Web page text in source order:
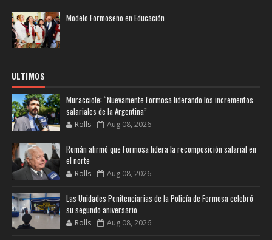
Modelo Formoseño en Educación
ULTIMOS
Muracciole: “Nuevamente Formosa liderando los incrementos
salariales de la Argentina”
Rolls Aug 08, 2026
Román afirmó que Formosa lidera la recomposición salarial en
el norte
Rolls Aug 08, 2026
Las Unidades Penitenciarias de la Policía de Formosa celebró
su segundo aniversario
Rolls Aug 08, 2026